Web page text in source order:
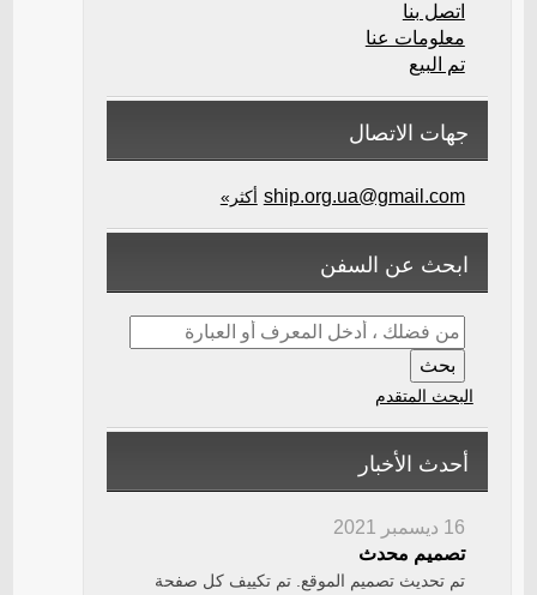
اتصل بنا
معلومات عنا
تم البيع
جهات الاتصال
ship.org.ua@gmail.com أكثر»
ابحث عن السفن
البحث المتقدم
أحدث الأخبار
16 ديسمبر 2021
تصميم محدث
تم تحديث تصميم الموقع. تم تكييف كل صفحة